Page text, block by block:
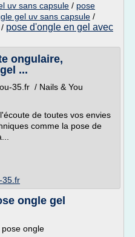
uv sans capsule / pose
gel uv sans capsule /
/ pose d'ongle en gel avec
ongulaire,
...
35.fr / Nails & You
de toutes vos envies
comme la pose de
35.fr
ongle gel
ongle